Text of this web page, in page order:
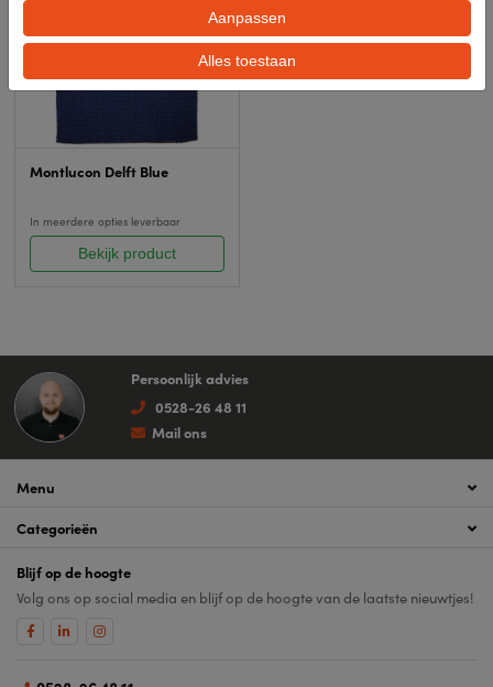
Montlucon Delft Blue
In meerdere opties leverbaar
Bekijk product
Persoonlijk advies
0528-26 48 11
Mail ons
Menu
Categorieën
Blijf op de hoogte
Volg ons op social media en blijf op de hoogte van de laatste nieuwtjes!
Aanpassen
Alles toestaan